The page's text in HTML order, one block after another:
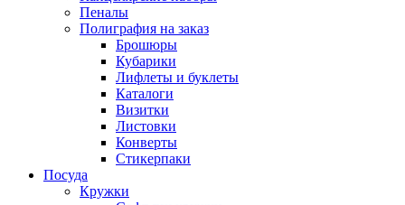
Пеналы
Полиграфия на заказ
Брошюры
Кубарики
Лифлеты и буклеты
Каталоги
Визитки
Листовки
Конверты
Стикерпаки
Посуда
Кружки